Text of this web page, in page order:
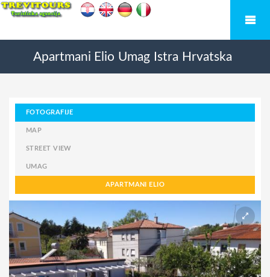
Apartmani Elio Umag Istra Hrvatska
FOTOGRAFIJE
MAP
STREET VIEW
UMAG
APARTMANI ELIO